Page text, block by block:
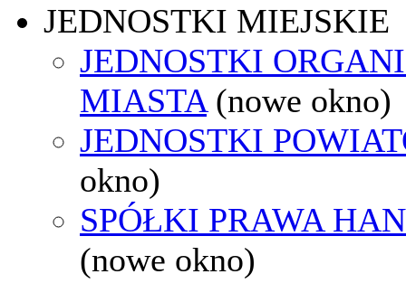
JEDNOSTKI MIEJSKIE
JEDNOSTKI
MIASTA (nowe okno)
JEDNOSTKI
okno)
SPÓŁKI PRAWA
(nowe okno)